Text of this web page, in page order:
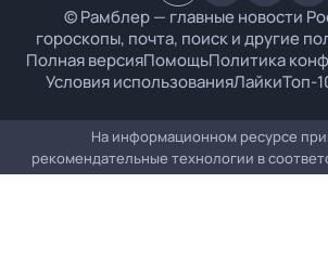
© Рамблер — главные новости
гороскопы, почта, поиск и другие
Полная версияПомощьПолитика
Условия использованияЛайкиТоп-
На информационном ресурсе
рекомендательные технологии в